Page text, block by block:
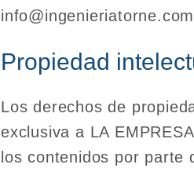
info@ingenieriatorne.com
Propiedad
Los derechos de
exclusiva a LA
los contenidos por